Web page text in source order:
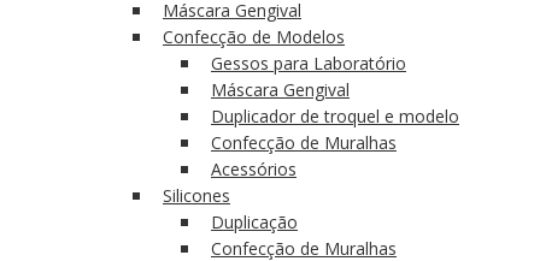
Máscara Gengival
Confecção de Modelos
Gessos para Laboratório
Máscara Gengival
Duplicador de troquel e modelo
Confecção de Muralhas
Acessórios
Silicones
Duplicação
Confecção de Muralhas